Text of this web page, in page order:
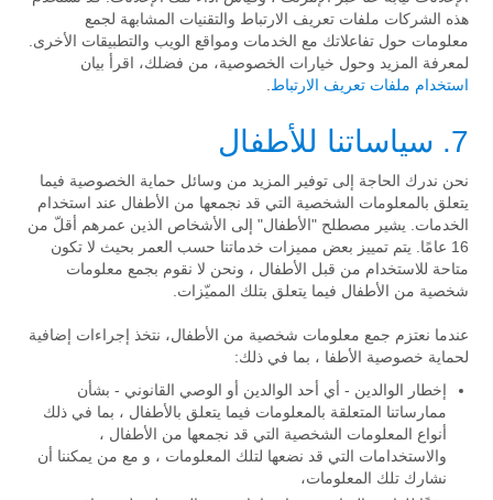
هذه الشركات ملفات تعريف الارتباط والتقنيات المشابهة لجمع
معلومات حول تفاعلاتك مع الخدمات ومواقع الويب والتطبيقات الأخرى.
لمعرفة المزيد وحول خيارات الخصوصية، من فضلك، اقرأ بيان
استخدام ملفات تعريف الارتباط
7. سياساتنا للأطفال
نحن ندرك الحاجة إلى توفير المزيد من وسائل حماية الخصوصية فيما
يتعلق بالمعلومات الشخصية التي قد نجمعها من الأطفال عند استخدام
الخدمات. يشير مصطلح "الأطفال" إلى الأشخاص الذين عمرهم أقلّ من
16 عامًا. يتم تمييز بعض مميزات خدماتنا حسب العمر بحيث لا تكون
متاحة للاستخدام من قبل الأطفال ، ونحن لا نقوم بجمع معلومات
شخصية من الأطفال فيما يتعلق بتلك المميّزات.
عندما نعتزم جمع معلومات شخصية من الأطفال، نتخذ إجراءات إضافية
لحماية خصوصية الأطفا ، بما في ذلك:
إخطار الوالدين - أي أحد الوالدين أو الوصي القانوني - بشأن
ممارساتنا المتعلقة بالمعلومات فيما يتعلق بالأطفال ، بما في ذلك
أنواع المعلومات الشخصية التي قد نجمعها من الأطفال ،
والاستخدامات التي قد نضعها لتلك المعلومات ، و مع من يمكننا أن
نشارك تلك المعلومات،